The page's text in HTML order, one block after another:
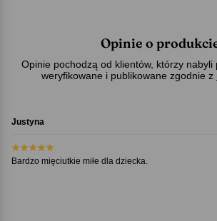
Opinie o
Opinie pochodzą od klientów, którzy nabyli
weryfikowane i publikowane zgodnie z
Justyna
Bardzo mięciutkie miłe dla dziecka.